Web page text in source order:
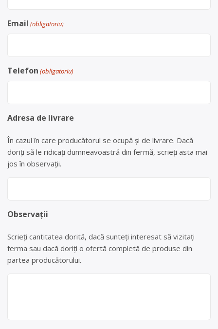
Email (obligatoriu)
Telefon (obligatoriu)
Adresa de livrare
În cazul în care producătorul se ocupă și de livrare. Dacă
doriți să le ridicați dumneavoastră din fermă, scrieți asta mai
jos în observații.
Observații
Scrieți cantitatea dorită, dacă sunteți interesat să vizitați
ferma sau dacă doriți o ofertă completă de produse din
partea producătorului.